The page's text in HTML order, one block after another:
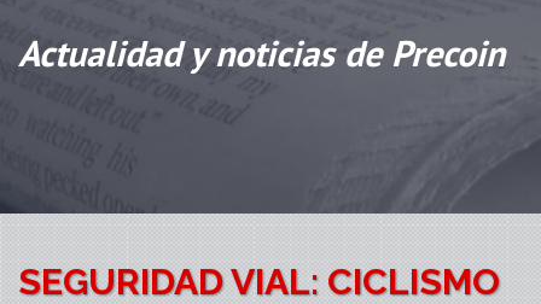
Actualidad y noticias de Precoin
SEGURIDAD VIAL: CICLISMO